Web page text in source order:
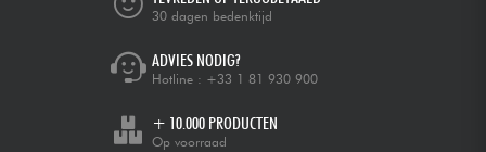
30 dagen bedenktijd
ADVIES NODIG?
Hotline : +33 1 81 930 900
+ 10.000 PRODUCTEN
Op voorraad